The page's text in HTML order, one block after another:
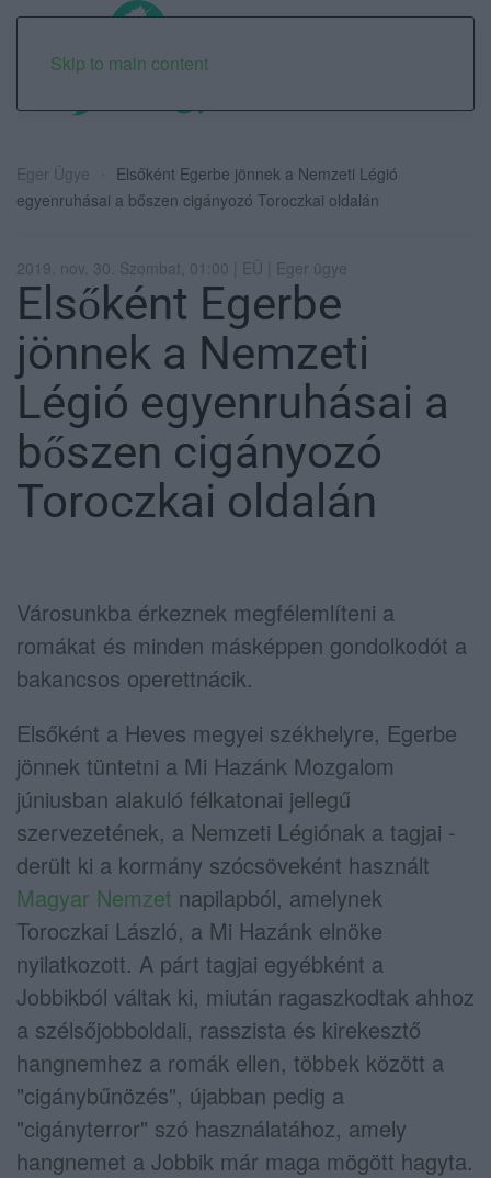
Skip to main content
Eger Ügye
Elsőként Egerbe jönnek a Nemzeti Légió
egyenruhásai a bőszen cigányozó Toroczkai oldalán
2019. nov. 30. Szombat, 01:00 | EÜ | Eger ügye
Elsőként Egerbe
jönnek a Nemzeti
Légió egyenruhásai a
bőszen cigányozó
Toroczkai oldalán
Városunkba érkeznek megfélemlíteni a
romákat és minden másképpen gondolkodót a
bakancsos operettnácik.
Elsőként a Heves megyei székhelyre, Egerbe
jönnek tüntetni a Mi Hazánk Mozgalom
júniusban alakuló félkatonai jellegű
szervezetének, a Nemzeti Légiónak a tagjai -
derült ki a kormány szócsöveként használt
Magyar Nemzet napilapból, amelynek
Toroczkai László, a Mi Hazánk elnöke
nyilatkozott. A párt tagjai egyébként a
Jobbikból váltak ki, miután ragaszkodtak ahhoz
a szélsőjobboldali, rasszista és kirekesztő
hangnemhez a romák ellen, többek között a
"cigánybűnözés", újabban pedig a
"cigányterror" szó használatához, amely
hangnemet a Jobbik már maga mögött hagyta.